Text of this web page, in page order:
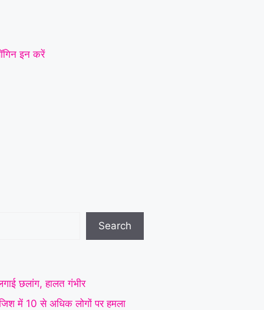
इन करें
Search
छलांग, हालत गंभीर
में 10 से अधिक लोगों पर हमला